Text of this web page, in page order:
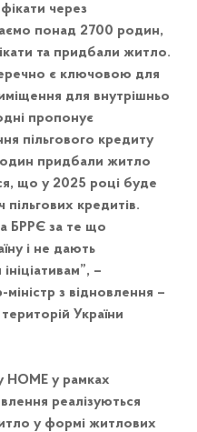
через
понад 2700 родин,
та придбали житло.
є ключовою для
для внутрішньо
пропонує
пільгового кредиту
придбали житло
що у 2025 році буде
кредитів.
БРРЄ за те що
і не дають
–
з відновлення –
України
HOME у рамках
реалізуються
у формі житлових